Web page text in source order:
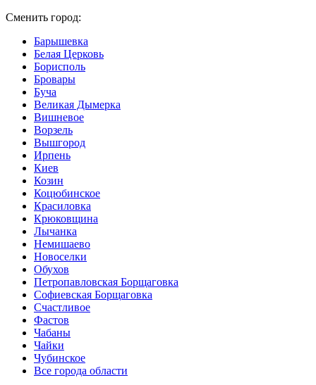
Сменить город:
Барышевка
Белая Церковь
Борисполь
Бровары
Буча
Великая Дымерка
Вишневое
Ворзель
Вышгород
Ирпень
Киев
Козин
Коцюбинское
Красиловка
Крюковщина
Лычанка
Немишаево
Новоселки
Обухов
Петропавловская Борщаговка
Софиевская Борщаговка
Счастливое
Фастов
Чабаны
Чайки
Чубинское
Все города области